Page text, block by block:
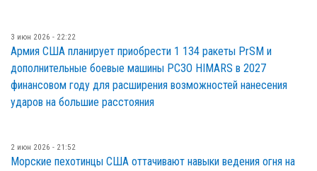
3 июн 2026 - 22:22
Армия США планирует приобрести 1 134 ракеты PrSM и
дополнительные боевые машины РСЗО HIMARS в 2027
финансовом году для расширения возможностей нанесения
ударов на большие расстояния
2 июн 2026 - 21:52
Морские пехотинцы США оттачивают навыки ведения огня на